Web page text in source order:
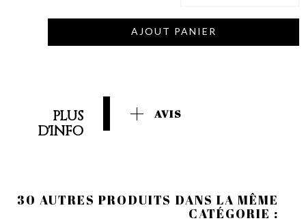
AJOUT PANIER
PLUS
D'INFO
AVIS
30 AUTRES PRODUITS DANS LA MÊME
CATÉGORIE :